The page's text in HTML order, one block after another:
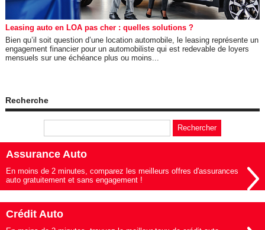
Leasing auto en LOA pas cher : quelles solutions ?
Bien qu’il soit question d’une location automobile, le leasing représente un
engagement financier pour un automobiliste qui est redevable de loyers
mensuels sur une échéance plus ou moins...
Recherche
Assurance Auto
En moins de 2 minutes, comparez les meilleurs offres d'assurances
auto gratuitement et sans engagement !
Crédit Auto